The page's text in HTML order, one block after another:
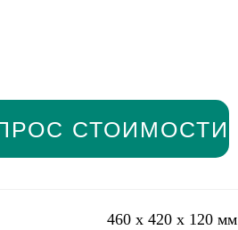
СТОИМОСТИ
460 х 420 х 120 мм